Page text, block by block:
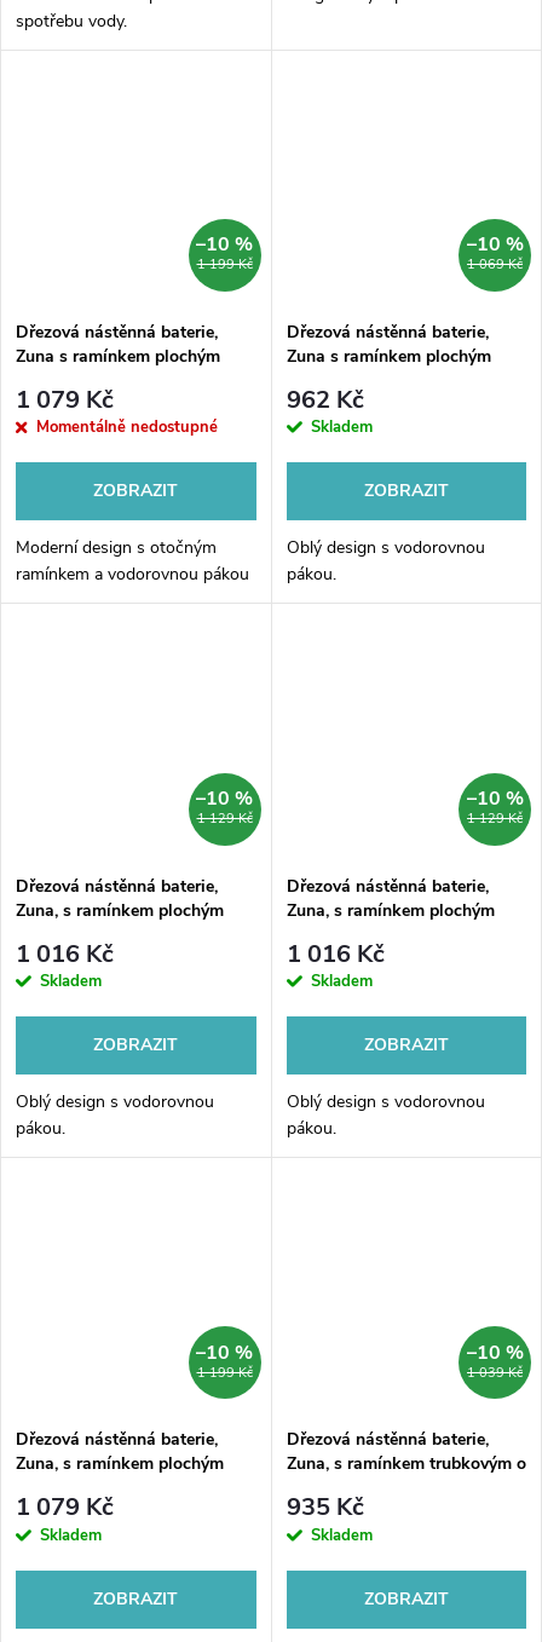
spotřebu vody.
1 199 Kč
–10 %
Dřezová nástěnná baterie,
Zuna s ramínkem plochým
1 079 Kč
Momentálně nedostupné
ZOBRAZIT
Moderní design s otočným
ramínkem a vodorovnou pákou
1 069 Kč
–10 %
Dřezová nástěnná baterie,
Zuna s ramínkem plochým
962 Kč
Skladem
ZOBRAZIT
Oblý design s vodorovnou
pákou.
1 129 Kč
–10 %
Dřezová nástěnná baterie,
Zuna, s ramínkem plochým
1 016 Kč
Skladem
ZOBRAZIT
Oblý design s vodorovnou
pákou.
1 129 Kč
–10 %
Dřezová nástěnná baterie,
Zuna, s ramínkem plochým
1 016 Kč
Skladem
ZOBRAZIT
Oblý design s vodorovnou
pákou.
1 199 Kč
–10 %
Dřezová nástěnná baterie,
Zuna, s ramínkem plochým
1 079 Kč
Skladem
ZOBRAZIT
1 039 Kč
–10 %
Dřezová nástěnná baterie,
Zuna, s ramínkem trubkovým o
935 Kč
Skladem
ZOBRAZIT